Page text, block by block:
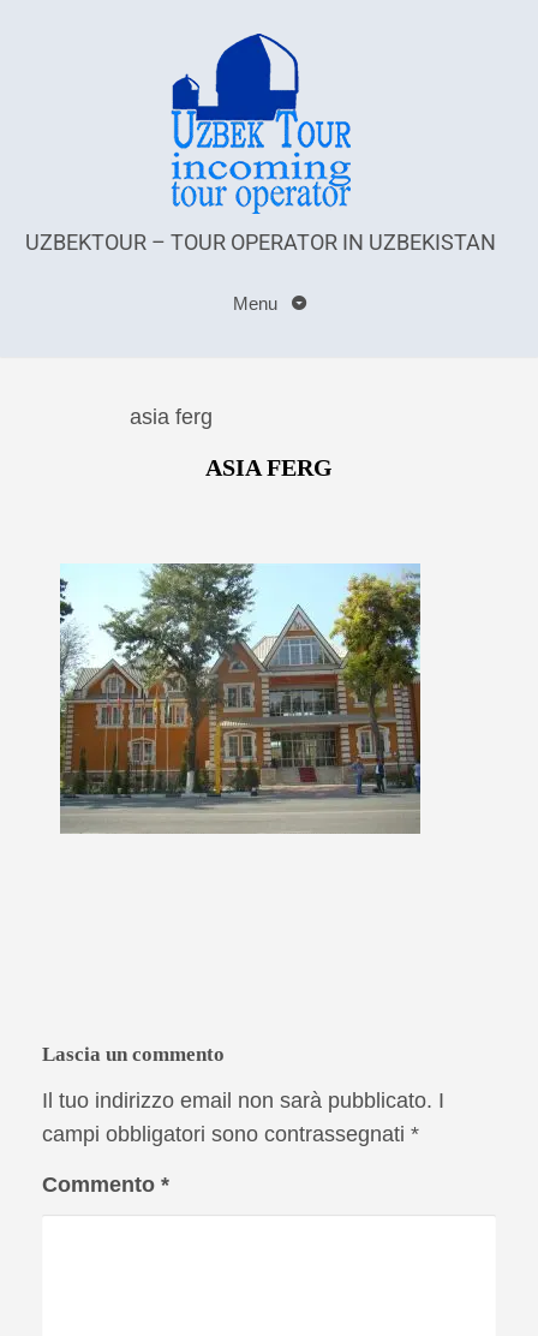
UZBEKTOUR – TOUR OPERATOR IN UZBEKISTAN
Menu
asia ferg
ASIA FERG
Lascia un commento
Il tuo indirizzo email non sarà pubblicato. I
campi obbligatori sono contrassegnati *
Commento *